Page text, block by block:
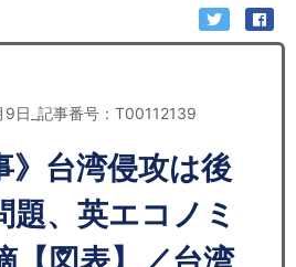
日_記事番号：T00112139
》台湾侵攻は後
題、英エコノミ